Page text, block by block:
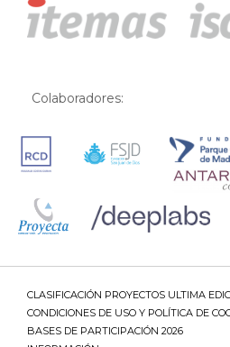
Colaboradores:
CLASIFICACIÓN PROYECTOS ULTIMA
CONDICIONES DE USO Y POLÍTICA DE
BASES DE PARTICIPACIÓN 2026